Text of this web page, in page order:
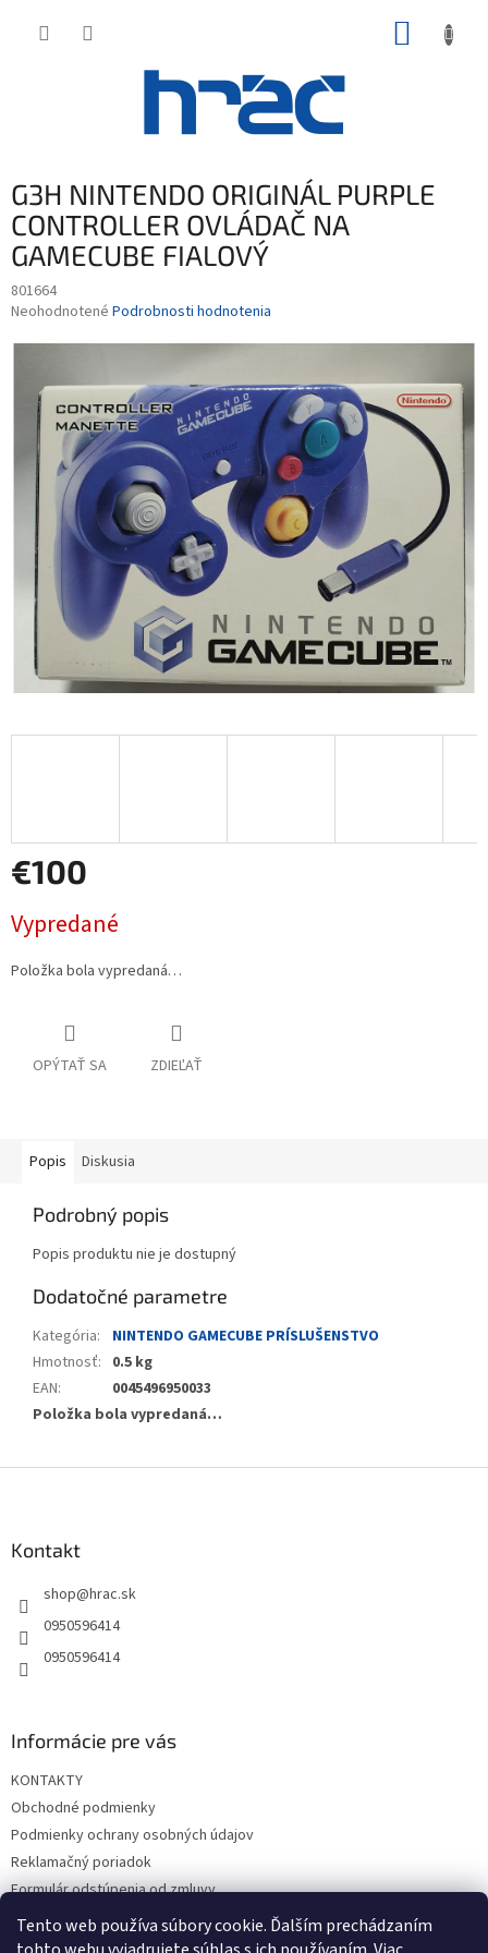
Tento web používa súbory cookie. Ďalším prechádzaním
G3H NINTENDO ORIGINÁL PURPLE
CONTROLLER OVLÁDAČ NA
GAMECUBE FIALOVÝ
801664
Priemerné
hviezdičiek.
Neohodnotené Podrobnosti hodnotenia
€100
cena:
Vypredané
Položka bola vypredaná…
OPÝTAŤ SA ZDIEĽAŤ
Popis Diskusia
Podrobný popis
Popis produktu nie je dostupný
Dodatočné parametre
Kategória:
NINTENDO GAMECUBE PRÍSLUŠENSTVO
Hmotnosť: 0.5 kg
EAN:
0045496950033
Položka bola vypredaná…
Kontakt
shop@hrac.sk
0950596414
0950596414
Informácie pre vás
KONTAKTY
Obchodné podmienky
Podmienky ochrany osobných údajov
Reklamačný poriadok
Formulár odstúpenia od zmluvy
Reklamačný formulár